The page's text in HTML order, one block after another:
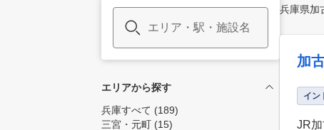
エリアから探す
兵庫すべて (189)
三宮・元町 (15)
兵庫県加
加
イン
JR